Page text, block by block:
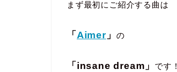
まず最初にご紹介する曲は
「 Aimer」 の
「insane dream」 です！